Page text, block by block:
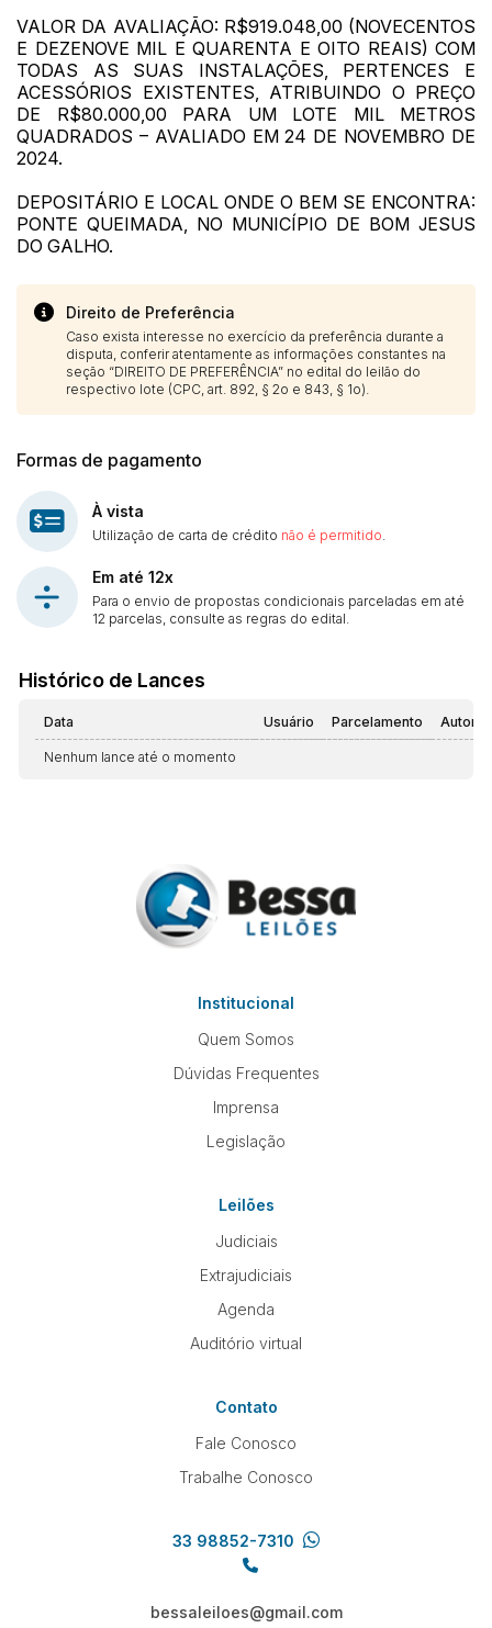
VALOR DA AVALIAÇÃO: R$919.048,00 (NOVECENTOS
E DEZENOVE MIL E QUARENTA E OITO REAIS) COM
TODAS AS SUAS INSTALAÇÕES, PERTENCES E
ACESSÓRIOS EXISTENTES, ATRIBUINDO O PREÇO
DE R$80.000,00 PARA UM LOTE MIL METROS
QUADRADOS – AVALIADO EM 24 DE NOVEMBRO DE
2024.
DEPOSITÁRIO E LOCAL ONDE O BEM SE ENCONTRA:
PONTE QUEIMADA, NO MUNICÍPIO DE BOM JESUS
DO GALHO.
Direito de Preferência
Caso exista interesse no exercício da preferência durante a
disputa, conferir atentamente as informações constantes na
seção “DIREITO DE PREFERÊNCIA” no edital do leilão do
respectivo lote (CPC, art. 892, § 2o e 843, § 1o).
Formas de pagamento
À vista
Utilização de carta de crédito não é permitido
Em até 12x
Para o envio de propostas condicionais parceladas em até
12 parcelas, consulte as regras do edital.
Histórico de Lances
Data Usuário Parcelamento
Nenhum lance até o momento
Institucional
Quem Somos
Dúvidas Frequentes
Imprensa
Legislação
Leilões
Judiciais
Extrajudiciais
Agenda
Auditório virtual
Contato
Fale Conosco
Trabalhe Conosco
33 98852-7310
bessaleiloes@gmail.com